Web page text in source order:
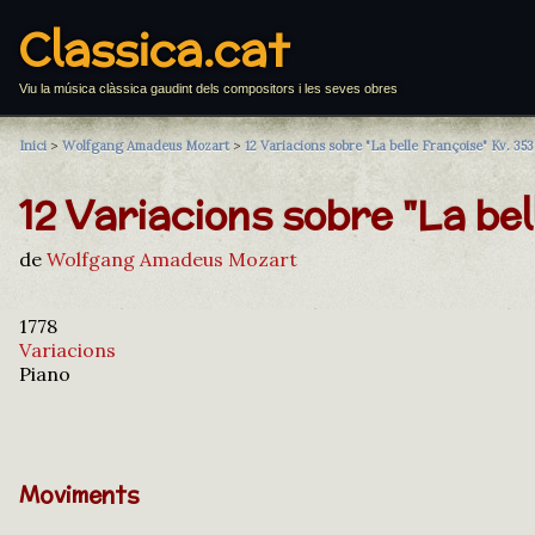
Classica.cat
Viu la música clàssica gaudint dels compositors i les seves obres
Inici > Wolfgang Amadeus Mozart> 12 Variacions sobre "La belle Françoise" Kv. 353
12 Variacions sobre "La
de Wolfgang Amadeus Mozart
1778
Variacions
Piano
Moviments